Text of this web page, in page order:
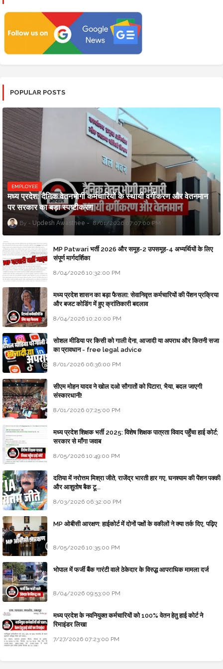
POPULAR POSTS
EMPLOYEE
मध्य प्रदेश: दैनिक वेतनभोगी कर्मचारियों के स्थायी वर्गीकरण और वेतनमान
पर सरकार का बड़ा स्पष्टीकरण
Updesh Awasthee 8/01/2026 07:07:00 PM
MP Patwari भर्ती 2026 और समूह-2 उपसमूह-4 अभ्यर्थियों के लिए
संपूर्ण मार्गदर्शिका
8/04/2026 10:32:00 PM
मध्य प्रदेश शासन का बड़ा फैसला: सेवानिवृत्त कर्मचारियों की पेंशन प्रक्रिया
और बजट कोडिंग में हुए क्रांतिकारी बदलाव
8/04/2026 10:20:00 PM
सोशल मीडिया पर किसी को गाली देना, आजादी या अपराध और कितनी सजा
का प्रावधान - free legal advice
8/01/2026 06:36:00 PM
सीएम मोहन यादव ने खोल दओ सौगातों को पिटारा, भैया, बदल जाएगी
संस्कारधानी!
8/01/2026 07:25:00 PM
मध्य प्रदेश शिक्षक भर्ती 2025: विशेष शिक्षक पात्रता विवाद पहुँचा हाई कोर्ट;
सरकार से माँगा जवाब
8/05/2026 10:49:00 PM
दतिया में नरोत्तम मिश्रा जीते, राजेंद्र भारती हार गए, घनश्याम की पेंशन पक्की
और आशुतोष बैक टू...
8/03/2026 06:32:00 PM
MP ओबीसी आरक्षण: हाईकोर्ट में दोनों पक्षों के वकीलों ने क्या तर्क दिए, पढ़िए
8/05/2026 10:35:00 PM
भोपाल में फर्जी बैंक गारंटी वाले ठेकेदार के विरुद्ध आपराधिक मामला दर्ज
8/04/2026 09:53:00 PM
मध्य प्रदेश के नवनियुक्त कर्मचारियों को 100% वेतन हेतु हाई कोर्ट ने
रिमाइंडर लिखा
7/27/2026 07:23:00 PM